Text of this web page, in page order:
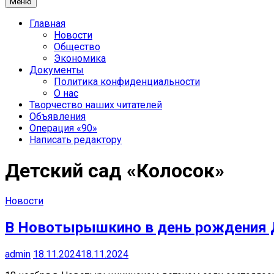
Главная
Новости
Общество
Экономика
Документы
Политика конфиденциальности
О нас
Творчество наших читателей
Объявления
Операция «90»
Написать редактору
Детский сад «Колосок»
Новости
В Новотырышкино в день рождения
admin 18.11.202418.11.2024